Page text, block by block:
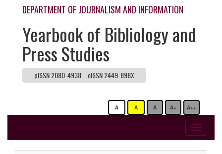
DEPARTMENT OF JOURNALISM AND INFORMATION
Yearbook of Bibliology and
Press Studies
pISSN 2080-4938 eISSN 2449-898X
A A A A+ A++
Toggle